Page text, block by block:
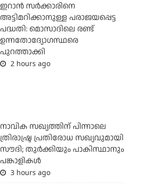
ഇറാന്‍ സര്‍ക്കാരിനെ
അട്ടിമറിക്കാനുള്ള പരാജയപ്പെട്ട
പദ്ധതി: മൊസാദിലെ രണ്ട്
ഉന്നതോദ്യോഗസ്ഥരെ
പുറത്താക്കി
2 hours ago
നാവിക സഖ്യത്തിന് പിന്നാലെ
ത്രിരാഷ്ട്ര പ്രതിരോധ സഖ്യവുമായി
സൗദി; തുര്‍ക്കിയും പാകിസ്ഥാനും
പങ്കാളികള്‍
3 hours ago